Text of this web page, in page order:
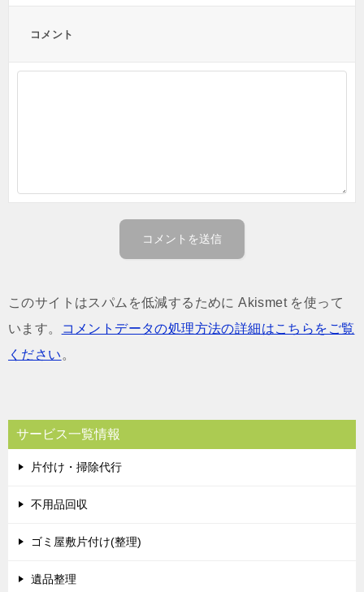
コメント
このサイトはスパムを低減するために Akismet を使って
います。
コメントデータの処理方法の詳細はこちらをご覧
ください。
サービス一覧情報
片付け・掃除代行
不用品回収
ゴミ屋敷片付け(整理)
遺品整理